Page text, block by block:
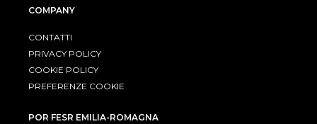
COMPANY
CONTATTI
PRIVACY POLICY
COOKIE POLICY
PREFERENZE COOKIE
POR FESR EMILIA-ROMAGNA